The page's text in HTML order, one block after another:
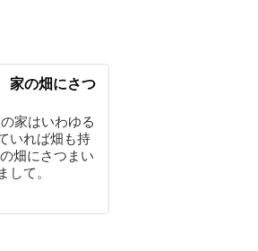
家の畑にさつ
家はいわゆる
いれば畑も持
畑にさつまい
して。